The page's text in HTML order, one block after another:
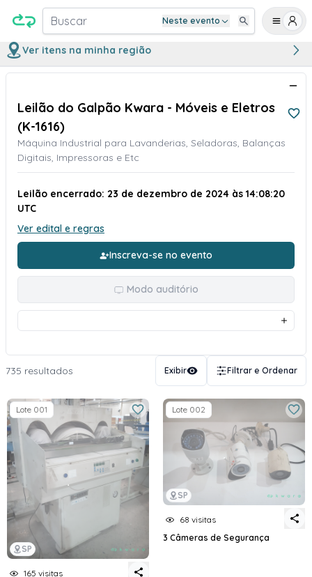
Buscar Neste evento
Ver itens na minha região
Leilão do Galpão Kwara - Móveis e Eletros
(K-1616)
Máquina Industrial para Lavanderias, Seladoras, Balanças
Digitais, Impressoras e Etc
Leilão encerrado: 23 de dezembro de 2024 às 14:08:20
UTC
Ver edital e regras
Inscreva-se no evento
Modo auditório
735 resultados Exibir Filtrar e Ordenar
SP
Lote 001
165 visitas
SP
Lote 002
68 visitas
3 Câmeras de Segurança